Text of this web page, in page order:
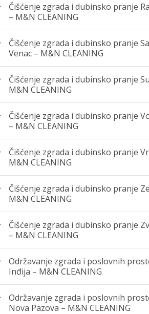
Čišćenje zgrada i dubinsko pranje
– M&N CLEANING
Čišćenje zgrada i dubinsko pranje
Venac – M&N CLEANING
Čišćenje zgrada i dubinsko pranje
M&N CLEANING
Čišćenje zgrada i dubinsko pranje
– M&N CLEANING
Čišćenje zgrada i dubinsko pranje
M&N CLEANING
Čišćenje zgrada i dubinsko pranje
M&N CLEANING
Čišćenje zgrada i dubinsko pranje
– M&N CLEANING
Održavanje zgrada i poslovnih
Inđija – M&N CLEANING
Održavanje zgrada i poslovnih
Nova Pazova – M&N CLEANING